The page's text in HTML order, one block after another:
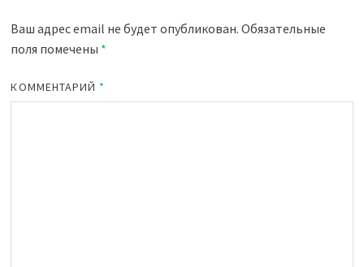
Ваш адрес email не будет опубликован. Обязательные
поля помечены *
КОММЕНТАРИЙ *